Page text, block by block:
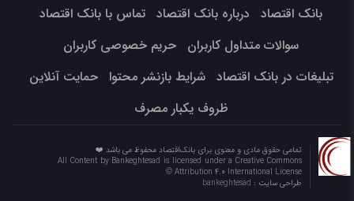
بانک اقتصاد درباره بانک اقتصاد
تماس با بانک اقتصاد
سوالات متداول کاربران
حریم خصوصی کاربران
تبلیغات در بانک اقتصاد
شرایط بازنشر محتوا
حمایت آنلاین
ظروف یکبار مصرف
تمامی حقوق مادی و معنوی برای بانک‌اقتصاد محفوظ می باشد ❤️
All Content by Bankeghtesad is licensed under a Creative Commons
Attribution 4.0 International License ©️
طراحی سایت :